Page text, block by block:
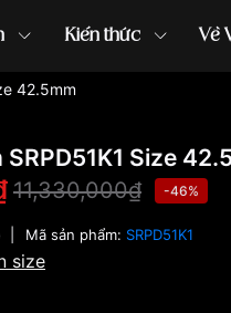
Kiến thức Về
42.5mm
Size
11,330,000₫ -46%
Mã sản phẩm: SRPD51K1
size